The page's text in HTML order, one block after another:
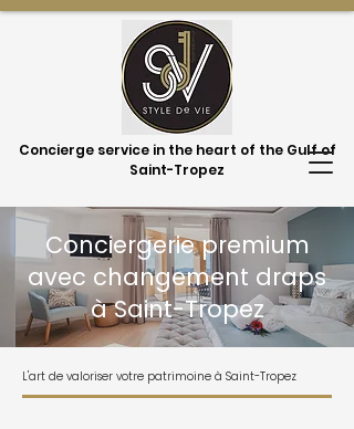
Concierge service in the heart of the Gulf of
Saint-Tropez
Conciergerie premium
avec changement draps
à Saint-Tropez
L'art de valoriser votre patrimoine à Saint-Tropez